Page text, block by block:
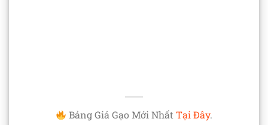
Bảng Giá Gạo Mới NhấtTại Đây.